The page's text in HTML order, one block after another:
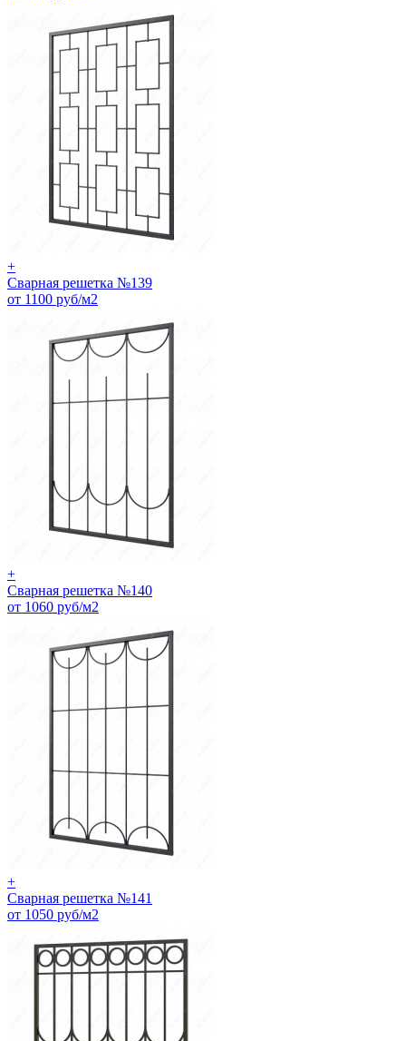
+
Сварная решетка №139
от 1100 руб/м2
+
Сварная решетка №140
от 1060 руб/м2
+
Сварная решетка №141
от 1050 руб/м2